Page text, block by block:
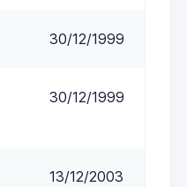
30/12/1999
30/12/1999
13/12/2003